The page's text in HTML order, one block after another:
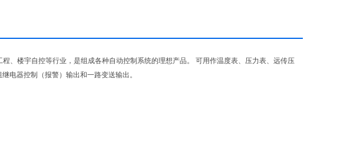
、楼宇自控等行业，是组成各种自动控制系统的理想产品。 可用作温度表、压力表、远传压
电器控制（报警）输出和一路变送输出。